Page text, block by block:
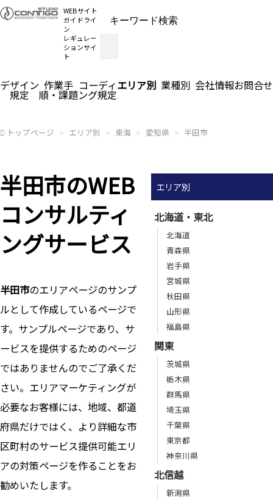
WEBサイト
ガイドライ
ン
レギュレー
ションサイ
ト
デザイン
規定
作業手
順・課題
コーディ
ング規定
エリア別 業種別 会社情報お問合せ
トップページ エリア別 東海 愛知県 半田市
半田市のWEB
コンサルティ
ングサービス
半田市のエリアページのサンプ
ルとして作成しているページで
す。サンプルページであり、サ
ービスを提供するためのページ
ではありませんのでご了承くだ
さい。エリアマーケティングが
必要なお客様には、地域、都道
府県だけではく、より詳細な市
区町村のサービス提供可能エリ
アの対策ページを作ることをお
勧めいたします。
エリア別
北海道・東北
北海道
青森県
岩手県
宮城県
秋田県
山形県
福島県
関東
茨城県
栃木県
群馬県
埼玉県
千葉県
東京都
神奈川県
北信越
新潟県